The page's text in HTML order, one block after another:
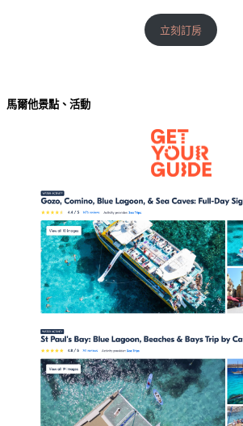
立刻訂房
馬爾他景點、活動